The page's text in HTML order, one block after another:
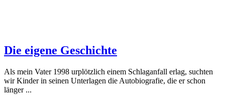
Die eigene Geschichte
Als mein Vater 1998 urplötzlich einem Schlaganfall erlag, suchten
wir Kinder in seinen Unterlagen die Autobiografie, die er schon
länger ...